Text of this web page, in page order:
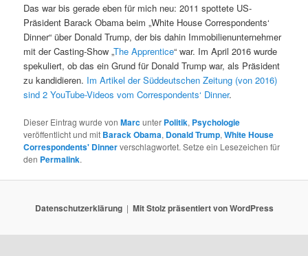
Das war bis gerade eben für mich neu: 2011 spottete US-
Präsident Barack Obama beim „White House Correspondents‘
Dinner“ über Donald Trump, der bis dahin Immobilienunternehmer
mit der Casting-Show „The Apprentice“ war. Im April 2016 wurde
spekuliert, ob das ein Grund für Donald Trump war, als Präsident
zu kandidieren. Im Artikel der Süddeutschen Zeitung (von 2016)
sind 2 YouTube-Videos vom Correspondents‘ Dinner.
Dieser Eintrag wurde vonMarcunter Politik, Psychologie
veröffentlicht und mit Barack Obama, Donald Trump,White House
Correspondents' Dinnerverschlagwortet. Setze ein Lesezeichen für
den Permalink.
Datenschutzerklärung Mit Stolz präsentiert von WordPress